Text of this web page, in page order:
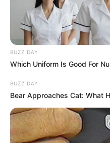
ezt nem lehet pénzzel
BUZZ DAY
Which Uniform Is Good For
BUZZ DAY
Bear Approaches Cat: What